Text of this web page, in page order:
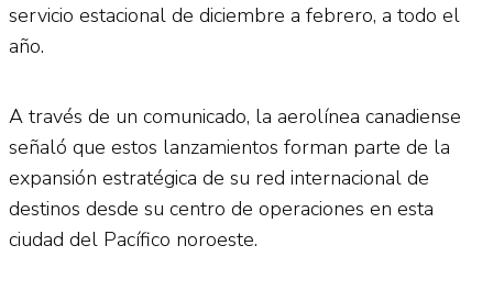
servicio estacional de diciembre a febrero, a todo el
año.
A través de un comunicado, la aerolínea canadiense
señaló que estos lanzamientos forman parte de la
expansión estratégica de su red internacional de
destinos desde su centro de operaciones en esta
ciudad del Pacífico noroeste.